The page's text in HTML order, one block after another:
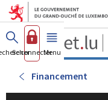
Aller
Se connecterMenu principal
Financement